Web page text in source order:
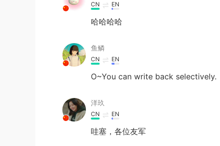
CN EN
哈哈哈哈
鱼鳞
CN EN
O~You can write back selectively.
洋玖
CN EN
哇塞，各位友军